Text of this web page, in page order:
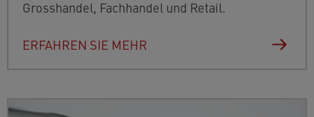
Grosshandel, Fachhandel und Retail.
ERFAHREN SIE MEHR